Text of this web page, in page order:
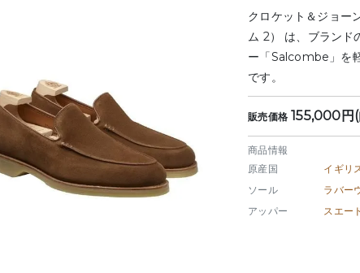
クロケット＆ジョ
ム 2） は、ブランド
ー「Salcombe」を
です。
販売価格 155,000円
商品情報
原産国
イギリ
ソール
ラバー
アッパー
スエー